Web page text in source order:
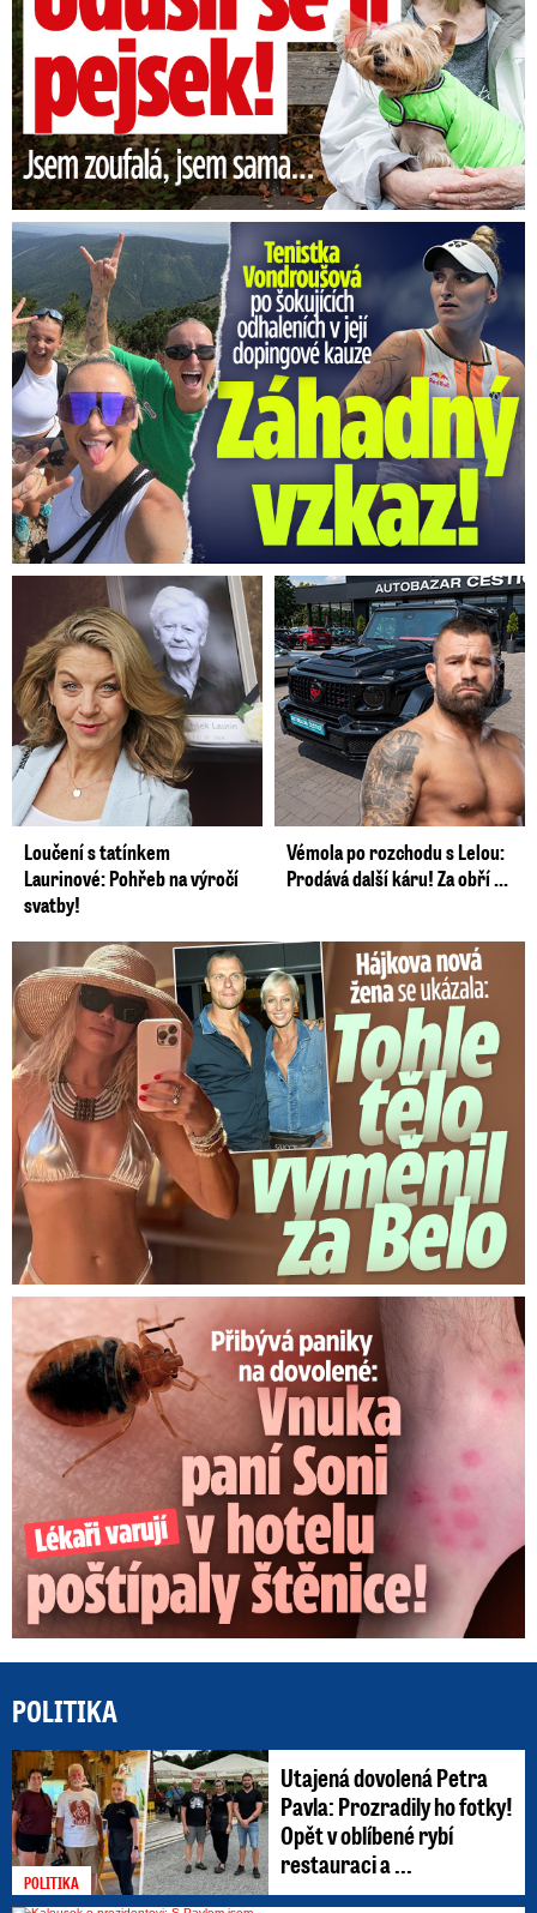
Vondroušová po šokujících odhaleních v kauze: Záhadný vzkaz!
Loučení s tatínkem
Laurinové: Pohřeb na výročí
svatby!
Vémola po rozchodu s Lelou:
Prodává další káru! Za obří ...
Tohle tělo nahradilo Belo: Nová partnerka se ukázala...
Panika na dovolené: Vnuka Soni v hotelu poštípaly štěnice!
POLITIKA
POLITIKA
Utajená dovolená Petra
Pavla: Prozradily ho fotky!
Opět v oblíbené rybí
restauraci a ...